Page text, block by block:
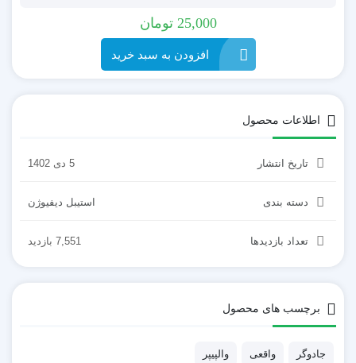
25,000 تومان
افزودن به سبد خرید
اطلاعات محصول
تاریخ انتشار 5 دی 1402
دسته بندی استیبل دیفیوژن
تعداد بازدیدها 7,551 بازدید
برچسب های محصول
جادوگر واقعی والپیپر